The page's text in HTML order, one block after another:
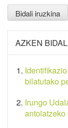
AZKEN
bilatutako
Irungo